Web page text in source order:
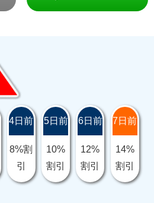
4日前
8%割
引
5日前
10%
割引
6日前
12%
割引
7日前
14%
割引